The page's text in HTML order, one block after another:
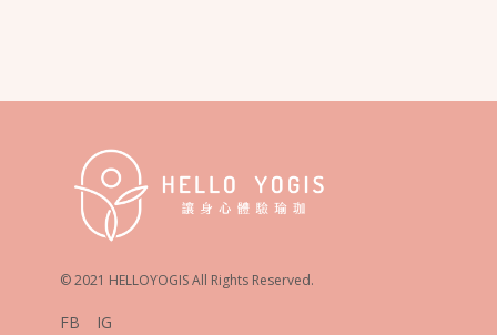
© 2021 HELLOYOGIS All Rights Reserved.
FB
IG